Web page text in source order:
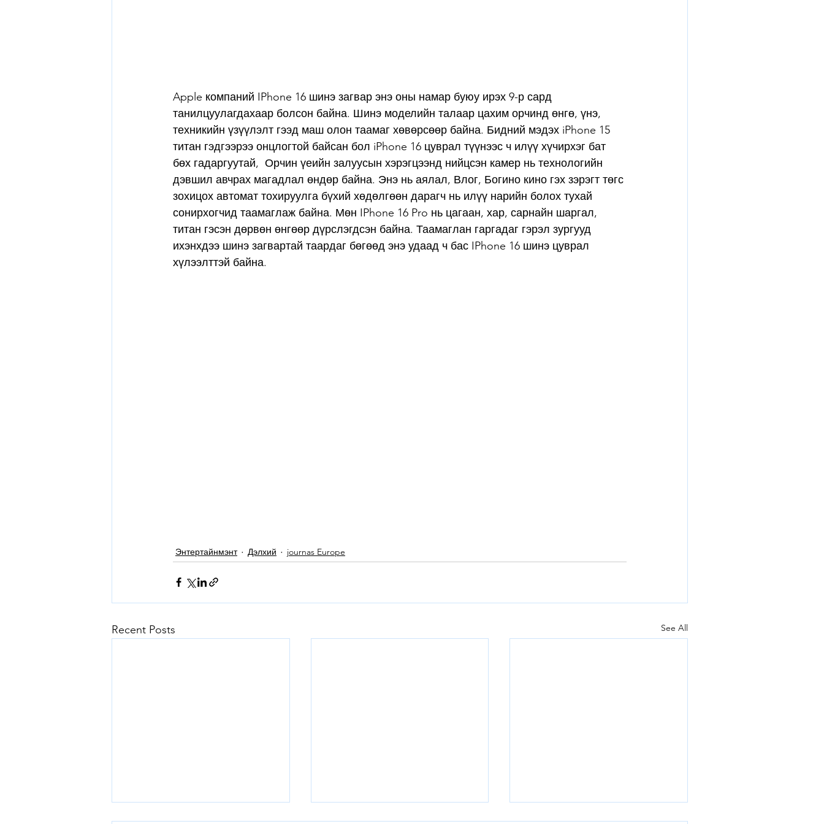
Apple компаний IPhone 16 шинэ загвар энэ оны намар буюу ирэх 9-р сард
танилцуулагдахаар болсон байна. Шинэ моделийн талаар цахим орчинд өнгө, үнэ,
техникийн үзүүлэлт гээд маш олон таамаг хөвөрсөөр байна. Бидний мэдэх iPhone 15
титан гэдгээрээ онцлогтой байсан бол iPhone 16 цуврал түүнээс ч илүү хүчирхэг бат
бөх гадаргуутай,  Орчин үеийн залуусын хэрэгцээнд нийцсэн камер нь технологийн
дэвшил авчрах магадлал өндөр байна. Энэ нь аялал, Влог, Богино кино гэх зэрэгт төгс
зохицох автомат тохируулга бүхий хөдөлгөөн дарагч нь илүү нарийн болох тухай
сонирхогчид таамаглаж байна. Мөн IPhone 16 Pro нь цагаан, хар, сарнайн шаргал,
титан гэсэн дөрвөн өнгөөр ​​дүрслэгдсэн байна. Таамаглан гаргадаг гэрэл зургууд
ихэнхдээ шинэ загвартай таардаг бөгөөд энэ удаад ч бас IPhone 16 шинэ цуврал
хүлээлттэй байна.
Энтертайнмэнт Дэлхий journas Europe
Recent Posts See All